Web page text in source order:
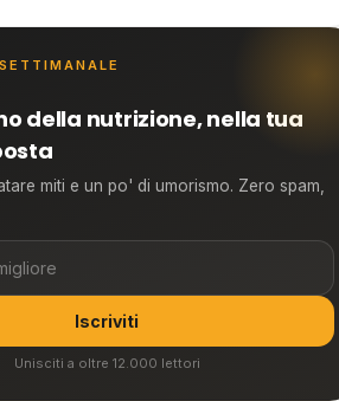
della nutrizione, nella tua
miti e un po' di umorismo. Zero spam,
Iscriviti
Unisciti a oltre 12.000 lettori